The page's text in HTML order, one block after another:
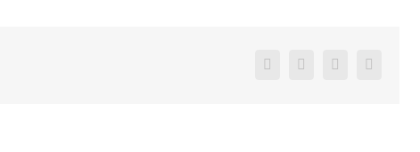
Facebook
X WhatsApp
E-